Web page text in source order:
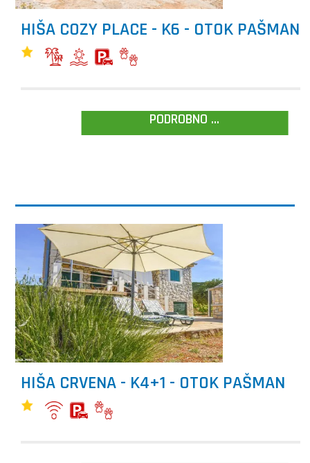
HIŠA COZY PLACE - K6 - OTOK PAŠMAN
PODROBNO ...
HIŠA CRVENA - K4+1 - OTOK PAŠMAN